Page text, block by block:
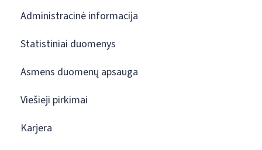
Administracinė informacija
Statistiniai duomenys
Asmens duomenų apsauga
Viešieji pirkimai
Karjera